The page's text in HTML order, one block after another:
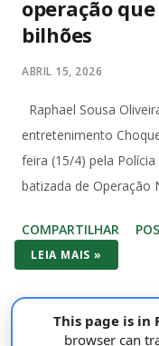
operação
bilhões
ABRIL 15, 2026
Raphael Sousa
entretenimento
feira (15/4) pela
batizada de Operação
pela 5ª Vara Federal
investiga um grupo
anos. Segundo a PF,
estruturado para
COMPARTILHAR
LEIA MAIS »
This page is in
browser can